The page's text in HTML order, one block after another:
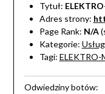
Tytuł:
Adres strony:
Page Rank: N/A
Kategorie:
Tagi: ELEKTRO-
Odwiedziny botów: